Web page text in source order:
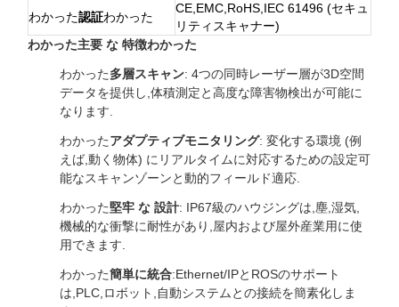
わかった認証わかった
CE,EMC,RoHS,IEC 61496 (セキュ
リティスキャナー)
わかった主要 な 特徴わかった
わかった多層スキャン: 4つの同時レーザー層が3D空間
データを提供し,体積測定と高度な障害物検出が可能に
なります.
わかったアダプティブモニタリング: 変化する環境 (例
えば,動く物体) にリアルタイムに対応するための設定可
能なスキャンゾーンと動的フィールド適応.
わかった堅牢 な 設計: IP67級のハウジングは,塵,湿気,
機械的な衝撃に耐性があり,屋内および屋外産業用に使
用できます.
わかった簡単に統合:Ethernet/IPとROSのサポート
は,PLC,ロボット,自動システムとの接続を簡素化しま